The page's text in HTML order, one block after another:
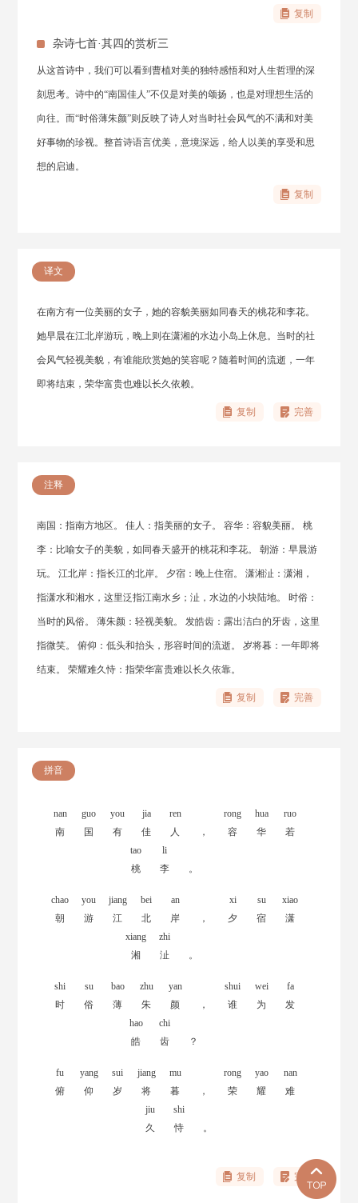
复制
杂诗七首·其四的赏析三
从这首诗中，我们可以看到曹植对美的独特感悟和对人生哲理的深
刻思考。诗中的“南国佳人”不仅是对美的颂扬，也是对理想生活的
向往。而“时俗薄朱颜”则反映了诗人对当时社会风气的不满和对美
好事物的珍视。整首诗语言优美，意境深远，给人以美的享受和思
想的启迪。
复制
译文
在南方有一位美丽的女子，她的容貌美丽如同春天的桃花和李花。
她早晨在江北岸游玩，晚上则在潇湘的水边小岛上休息。当时的社
会风气轻视美貌，有谁能欣赏她的笑容呢？随着时间的流逝，一年
即将结束，荣华富贵也难以长久依赖。
复制 完善
注释
南国：指南方地区。 佳人：指美丽的女子。 容华：容貌美丽。 桃
李：比喻女子的美貌，如同春天盛开的桃花和李花。 朝游：早晨游
玩。 江北岸：指长江的北岸。 夕宿：晚上住宿。 潇湘沚：潇湘，
指潇水和湘水，这里泛指江南水乡；沚，水边的小块陆地。 时俗：
当时的风俗。 薄朱颜：轻视美貌。 发皓齿：露出洁白的牙齿，这里
指微笑。 俯仰：低头和抬头，形容时间的流逝。 岁将暮：一年即将
结束。 荣耀难久恃：指荣华富贵难以长久依靠。
复制 完善
拼音
nan
南
guo
国
you
有
jia
佳
ren
人
，
rong
容
hua
华
ruo
若
tao
桃
li
李
。
chao
朝
you
游
jiang
江
bei
北
an
岸
，
xi
夕
su
宿
xiao
潇
xiang
湘
zhi
沚
。
shi
时
su
俗
bao
薄
zhu
朱
yan
颜
，
shui
谁
wei
为
fa
发
hao
皓
chi
齿
？
fu
俯
yang
仰
sui
岁
jiang
将
mu
暮
，
rong
荣
yao
耀
nan
难
jiu
久
shi
恃
。
复制 完善